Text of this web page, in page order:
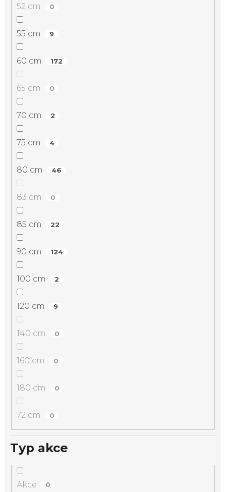
52 cm 0
55 cm 9
60 cm 172
65 cm 0
70 cm 2
75 cm 4
80 cm 46
83 cm 0
85 cm 22
90 cm 124
100 cm 2
120 cm 9
140 cm 0
160 cm 0
180 cm 0
72 cm 0
Typ akce
Akce 0